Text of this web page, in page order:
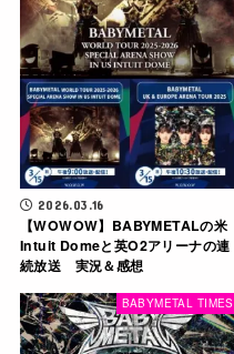
2026.03.16
【WOWOW】BABYMETALの米
Intuit Domeと英O2アリーナの連
続放送 実況＆感想
BABYMETAL TIMES